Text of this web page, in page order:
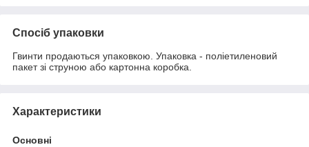
Спосіб упаковки
Гвинти продаються упаковкою. Упаковка - поліетиленовий
пакет зі струною або картонна коробка.
Характеристики
Основні